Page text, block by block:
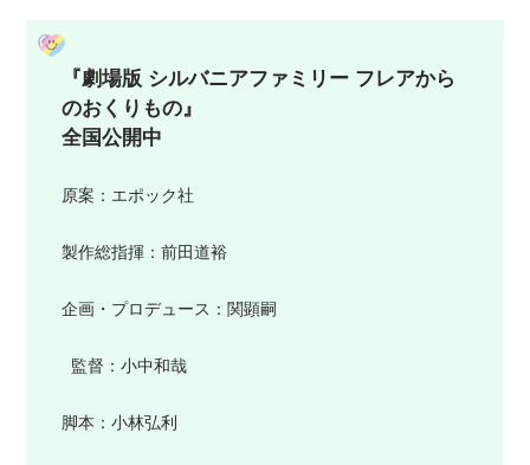
『劇場版 シルバニアファミリー フレアから
のおくりもの』
全国公開中
原案：エポック社
製作総指揮：前田道裕
企画・プロデュース：関顕嗣
監督：小中和哉
脚本：小林弘利